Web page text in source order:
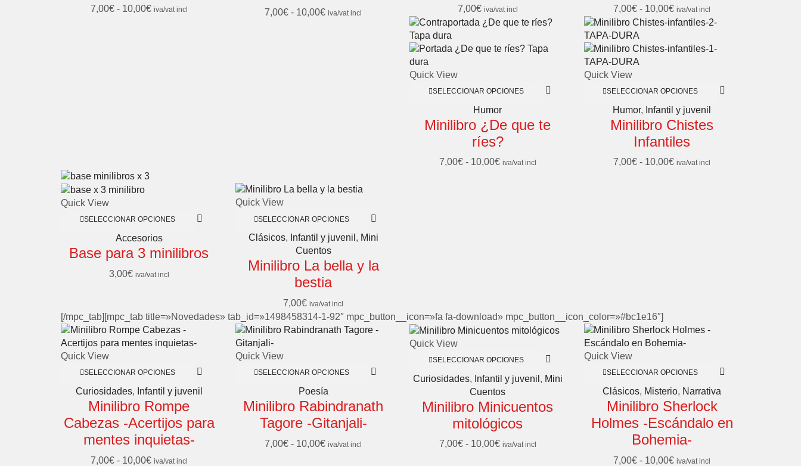
7,00€ - 10,00€ iva/vat incl 7,00€ - 10,00€ iva/vat incl 7,00€ iva/vat incl 7,00€ - 10,00€ iva/vat incl
Quick View
SELECCIONAR OPCIONES
Humor
Minilibro ¿De que te
ríes?
7,00€ - 10,00€ iva/vat incl
Quick View
SELECCIONAR OPCIONES
Humor, Infantil y juvenil
Minilibro Chistes
Infantiles
7,00€ - 10,00€ iva/vat incl
Quick View
SELECCIONAR OPCIONES
Accesorios
Base para 3 minilibros
3,00€ iva/vat incl
Quick View
SELECCIONAR OPCIONES
Clásicos, Infantil y juvenil , Mini
Cuentos
Minilibro La bella y la
bestia
7,00€ iva/vat incl
[/mpc_tab][mpc_tab title=»Novedades» tab_id=»1498458314-1-92″ mpc_button__icon=»fa fa-download» mpc_button__icon_color=»#bc1e16″]
Quick View
SELECCIONAR OPCIONES
Curiosidades, Infantil y juvenil
Minilibro Rompe
Cabezas -Acertijos para
mentes inquietas-
7,00€ - 10,00€ iva/vat incl
Quick View
SELECCIONAR OPCIONES
Poesía
Minilibro Rabindranath
Tagore -Gitanjali-
7,00€ - 10,00€ iva/vat incl
Quick View
SELECCIONAR OPCIONES
Curiosidades, Infantil y juvenil , Mini
Cuentos
Minilibro Minicuentos
mitológicos
7,00€ - 10,00€ iva/vat incl
Quick View
SELECCIONAR OPCIONES
Clásicos, Misterio, Narrativa
Minilibro Sherlock
Holmes -Escándalo en
Bohemia-
7,00€ - 10,00€ iva/vat incl